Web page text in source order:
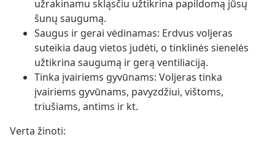
užrakinamu skląsčiu užtikrina papildomą jūsų
šunų saugumą.
Saugus ir gerai vėdinamas: Erdvus voljeras
suteikia daug vietos judėti, o tinklinės sienelės
užtikrina saugumą ir gerą ventiliaciją.
Tinka įvairiems gyvūnams: Voljeras tinka
įvairiems gyvūnams, pavyzdžiui, vištoms,
triušiams, antims ir kt.
Verta žinoti: